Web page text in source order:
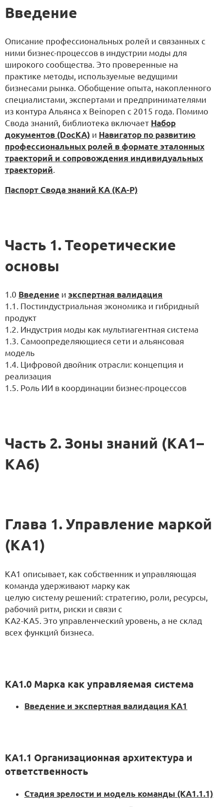
Введение
Описание профессиональных ролей и связанных с
ними бизнес-процессов в индустрии моды для
широкого сообщества. Это проверенные на
практике методы, используемые ведущими
бизнесами рынка. Обобщение опыта, накопленного
специалистами, экспертами и предпринимателями
из контура Альянса х Beinopen с 2015 года. Помимо
Свода знаний, библиотека включает Набор
документов (DocKA) и Навигатор по развитию
профессиональных ролей в формате эталонных
траекторий и сопровождения индивидуальных
траекторий.
Паспорт Свода знаний KA (KA-P)
Часть 1. Теоретические
основы
1.0 Введение и экспертная валидация
1.1. Постиндустриальная экономика и гибридный
продукт
1.2. Индустрия моды как мультиагентная система
1.3. Самоопределяющиеся сети и альянсовая
модель
1.4. Цифровой двойник отрасли: концепция и
реализация
1.5. Роль ИИ в координации бизнес-процессов
Часть 2. Зоны знаний (КА1–
КА6)
Глава 1. Управление маркой
(KA1)
KA1 описывает, как собственник и управляющая
команда удерживают марку как
целую систему решений: стратегию, роли, ресурсы,
рабочий ритм, риски и связи с
KA2-KA5. Это управленческий уровень, а не склад
всех функций бизнеса.
KA1.0 Марка как управляемая система
Введение и экспертная валидация KA1
KA1.1 Организационная архитектура и
ответственность
Стадия зрелости и модель команды (KA1.1.1)